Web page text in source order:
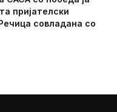
пријателски
совладана со